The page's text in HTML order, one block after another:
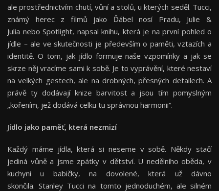
ale prostřednictvím chutí, vůní a stolů, u kterých seděl. Tucci,
známý herec z filmů jako Ďábel nosí Pradu, Julie &
Julia nebo Spotlight, napsal knihu, která je na první pohled o
jídle – ale ve skutečnosti je především o paměti, vztazích a
identitě. O tom, jak jídlo formuje naše vzpomínky a jak se
skrze něj vracíme sami k sobě. Je to vyprávění, které nestaví
na velkých gestech, ale na drobných, přesných detailech. A
právě ty dodávají knize barvitost a jsou tím pomyslným
„kořením, jež dodává celku tu správnou harmonii“.
Jídlo jako paměť, která nezmizí
Každý máme jídla, která si neseme v sobě. Někdy stačí
jediná vůně a jsme zpátky v dětství. U nedělního oběda, v
kuchyni u babičky, na dovolené, která už dávno
skončila. Stanley Tucci na tomto jednoduchém, ale silném